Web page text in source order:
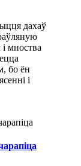
дахаў
і мноства
бо ён
і